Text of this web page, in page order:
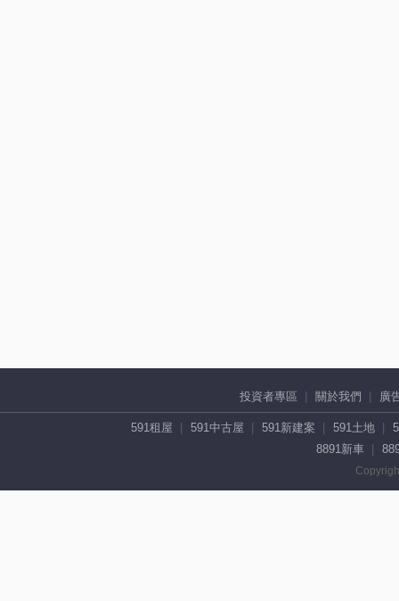
投資者專區 關於我們 廣
591租屋 591中古屋 591新建案 591土地
8891新車